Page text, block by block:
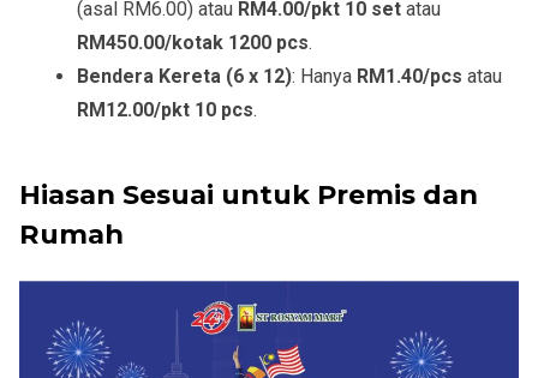
(asal RM6.00) atau RM4.00/pkt 10 set atau
RM450.00/kotak 1200 pcs.
Bendera Kereta (6 x 12): Hanya RM1.40/pcs atau
RM12.00/pkt 10 pcs.
Hiasan Sesuai untuk Premis dan
Rumah